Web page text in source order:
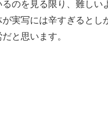
のを見る限り、難しい
実写には辛すぎるとし
と思います。